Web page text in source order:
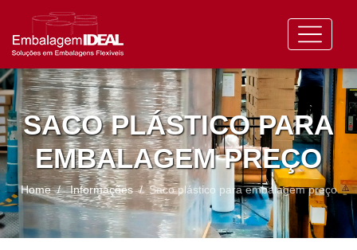
SACO PLÁSTICO PARA
EMBALAGEM PREÇO
Home Informações Saco plástico para embalagem preço